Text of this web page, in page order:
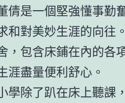
倩是一個堅強懂事勤
和對美妙生涯的向往
，包含床鋪在內的各
涯盡量便利舒心。
學除了趴在床上聽課